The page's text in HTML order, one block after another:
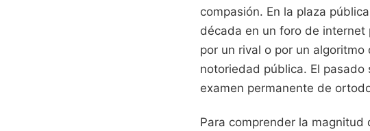
compasión. En la plaza
década en un foro de
por un rival o por un
notoriedad pública. El
examen permanente de
Para comprender la